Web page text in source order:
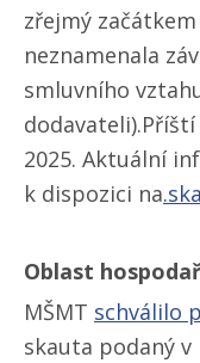
zřejmý
neznamenala
smluvního
2025. Aktuální
k dispozici na
Oblast
MŠMT schválilo
skauta podaný